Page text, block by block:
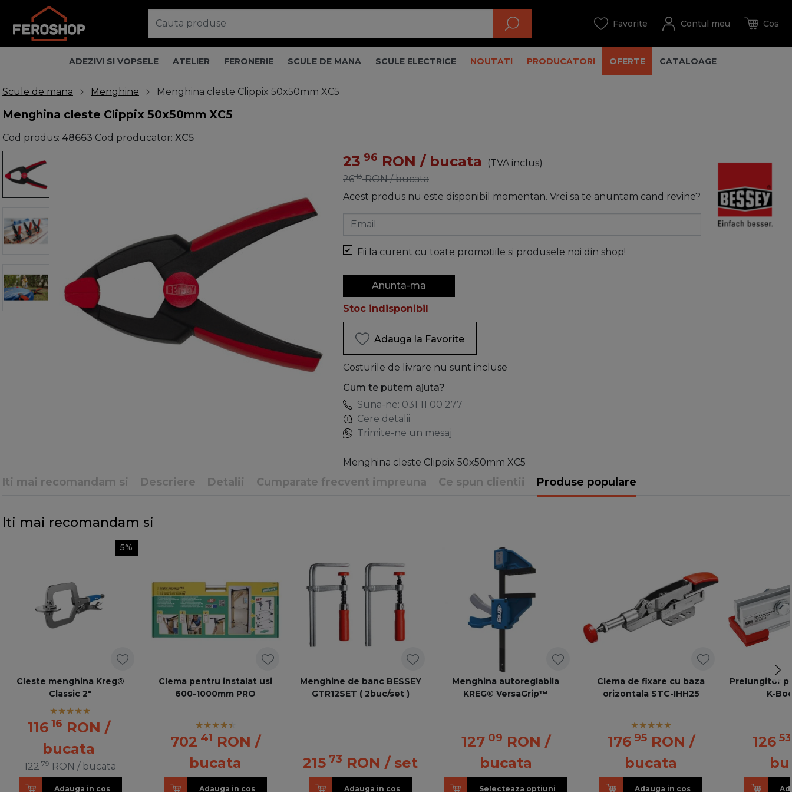
ADEZIVI SI VOPSELE ATELIER FERONERIE SCULE DE MANA SCULE ELECTRICE NOUTATI PRODUCATORI OFERTE CATALOAGE
Scule de mana Menghine Menghina cleste Clippix 50x50mm XC5
Menghina cleste Clippix 50x50mm XC5
Cod produs: 48663 Cod producator: XC5
23 96 RON / bucata
(TVA inclus)
2613 RON / bucata
Acest produs nu este disponibil momentan. Vrei sa te anuntam cand revine?
Email
Fii la curent cu toate promotiile si produsele noi din shop!
Anunta-ma
Stoc indisponibil
Adauga la Favorite
Costurile de livrare nu sunt incluse
Cum te putem ajuta?
Suna-ne: 031 11 00 277
Cere detalii
Trimite-ne un mesaj
Menghina cleste Clippix 50x50mm XC5
Iti mai recomandam si Descriere Detalii Cumparate frecvent impreuna Ce spun clientii Produse populare
Iti mai recomandam si
5%
Cleste menghina Kreg®
Classic 2"
116 16 RON /
bucata
12279 RON / bucata
Adauga in cos
Clema pentru instalat usi
600-1000mm PRO
702 41 RON /
bucata
Adauga in cos
Menghine de banc BESSEY
GTR12SET ( 2buc/set )
215 73 RON / set
Adauga in cos
Menghina autoreglabila
KREG® VersaGrip™
12709 RON /
bucata
Selecteaza optiuni
Clema de fixare cu baza
orizontala STC-IHH25
176 95 RON /
bucata
Adauga in cos
Prelungitor
K-
126 53